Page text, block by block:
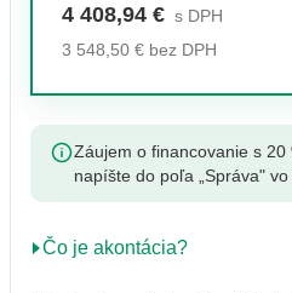
4 408,94 € s DPH
3 548,50 € bez DPH
Záujem o financovanie s
napíšte do poľa „Správa" vo
Čo je akontácia?